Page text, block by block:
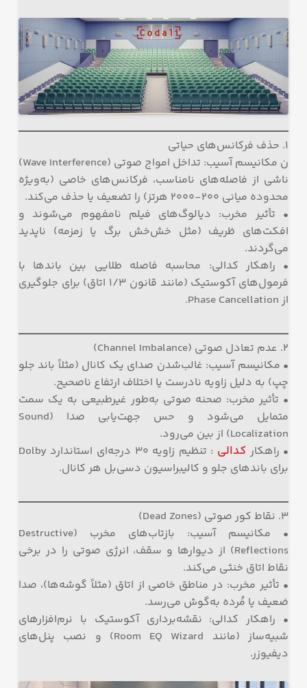
۱. حذف فرکانس‌های حیاتی
ن مکانیسم آسیب: تداخل امواج صوتی (Wave Interference)
ناشی از فاصله‌های نامناسب، فرکانس‌های خاصی (به‌ویژه
محدوده میانی ۲۰۰-۲۰۰۰ هرتز) را تضعیف یا حذف می‌کند.
• تأثیر مخرب: دیالوگ‌های فیلم نامفهوم می‌شوند و
افکت‌های ظریف (مثل خش‌خش برگ یا زمزمه) ناپدید
می‌گردند.
• راهکار کدالی: محاسبه فاصله طلایی بین باندها با
فرمول‌های آکوستیک (مانند قانون ۱/۳ اتاق) برای جلوگیری
از Phase Cancellation.
۲. عدم تعادل صوتی (Channel Imbalance)
• مکانیسم آسیب: غالب‌شدن صدای یک کانال (مثلاً باند جلو
چپ) به دلیل زاویه نادرست یا اختلاف ارتفاع ناصحیح.
• تأثیر مخرب: صحنه صوتی به‌طور غیرطبیعی به یک سمت
متمایل می‌شود و حس جهت‌یابی صدا (Sound
Localization) از بین می‌رود.
• راهکارکدالی
: تنظیم زاویه ۳۰ درجه‌ای استاندارد Dolby
برای باندهای جلو و کالیبراسیون دسی‌بل هر کانال.
۳. نقاط کور صوتی (Dead Zones)
• مکانیسم آسیب: بازتاب‌های مخرب (Destructive
Reflections) از دیوارها و سقف، انرژی صوتی را در برخی
نقاط اتاق خنثی می‌کند.
• تأثیر مخرب: در مناطق خاصی از اتاق (مثلاً گوشه‌ها)، صدا
ضعیف یا مُرده به‌گوش می‌رسد.
• راهکار کدالی: نقشه‌برداری آکوستیک با نرم‌افزارهای
شبیه‌ساز (مانند Room EQ Wizard) و نصب پنل‌های
دیفیوزر.